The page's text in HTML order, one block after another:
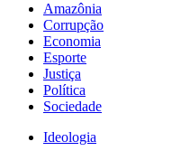
Amazônia
Corrupção
Economia
Esporte
Justiça
Política
Sociedade
Ideologia